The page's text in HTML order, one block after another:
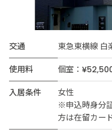
交通
東急東横線 白
使用料
個室：
入居条件
女性
※申込時身分
方は在留カー